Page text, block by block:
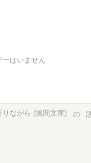
はいません
ながら (徳間文庫) の